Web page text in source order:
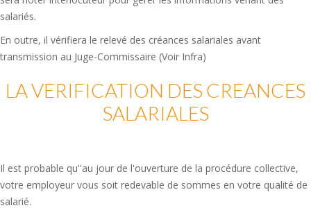
salariés.
En outre, il vérifiera le relevé des créances salariales avant
transmission au Juge-Commissaire (Voir Infra)
LA VERIFICATION DES CREANCES
SALARIALES
Il est probable qu''au jour de l'ouverture de la procédure collective,
votre employeur vous soit redevable de sommes en votre qualité de
salarié.